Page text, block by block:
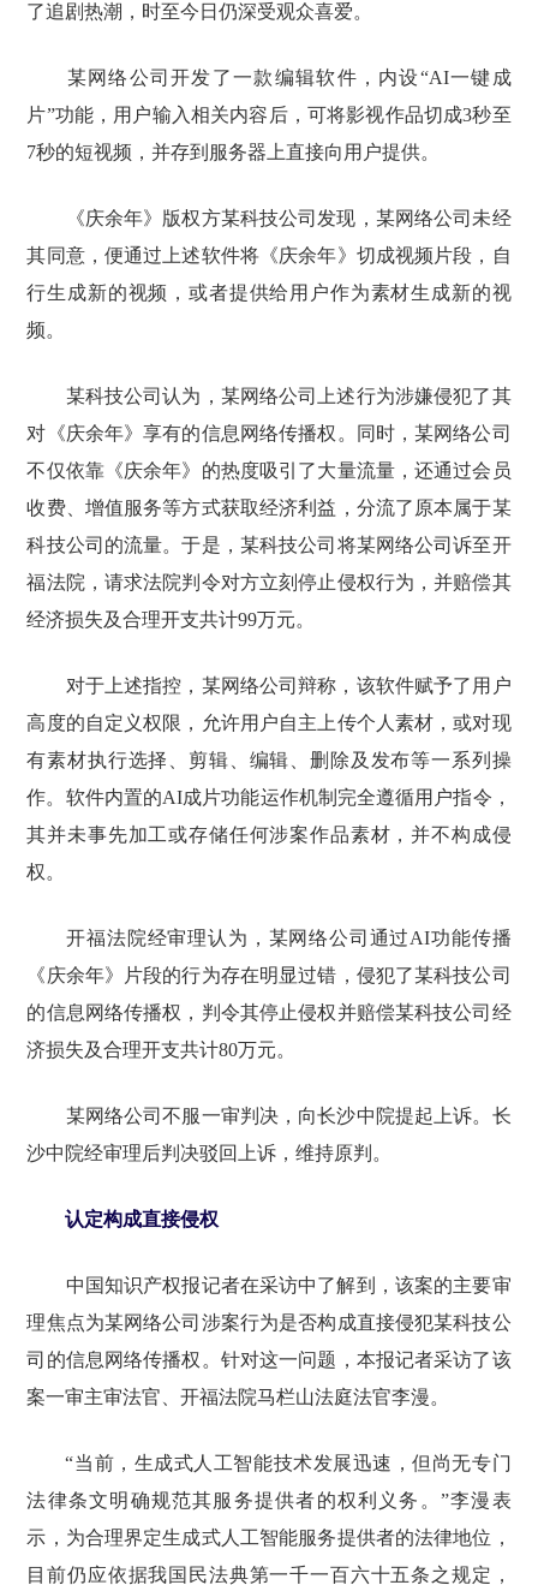
了追剧热潮，时至今日仍深受观众喜爱。
某网络公司开发了一款编辑软件，内设“AI一键成
片”功能，用户输入相关内容后，可将影视作品切成3秒至
7秒的短视频，并存到服务器上直接向用户提供。
《庆余年》版权方某科技公司发现，某网络公司未经
其同意，便通过上述软件将《庆余年》切成视频片段，自
行生成新的视频，或者提供给用户作为素材生成新的视
频。
某科技公司认为，某网络公司上述行为涉嫌侵犯了其
对《庆余年》享有的信息网络传播权。同时，某网络公司
不仅依靠《庆余年》的热度吸引了大量流量，还通过会员
收费、增值服务等方式获取经济利益，分流了原本属于某
科技公司的流量。于是，某科技公司将某网络公司诉至开
福法院，请求法院判令对方立刻停止侵权行为，并赔偿其
经济损失及合理开支共计99万元。
对于上述指控，某网络公司辩称，该软件赋予了用户
高度的自定义权限，允许用户自主上传个人素材，或对现
有素材执行选择、剪辑、编辑、删除及发布等一系列操
作。软件内置的AI成片功能运作机制完全遵循用户指令，
其并未事先加工或存储任何涉案作品素材，并不构成侵
权。
开福法院经审理认为，某网络公司通过AI功能传播
《庆余年》片段的行为存在明显过错，侵犯了某科技公司
的信息网络传播权，判令其停止侵权并赔偿某科技公司经
济损失及合理开支共计80万元。
某网络公司不服一审判决，向长沙中院提起上诉。长
沙中院经审理后判决驳回上诉，维持原判。
认定构成直接侵权
中国知识产权报记者在采访中了解到，该案的主要审
理焦点为某网络公司涉案行为是否构成直接侵犯某科技公
司的信息网络传播权。针对这一问题，本报记者采访了该
案一审主审法官、开福法院马栏山法庭法官李漫。
“当前，生成式人工智能技术发展迅速，但尚无专门
法律条文明确规范其服务提供者的权利义务。”李漫表
示，为合理界定生成式人工智能服务提供者的法律地位，
目前仍应依据我国民法典第一千一百六十五条之规定，